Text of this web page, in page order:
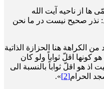
از ناحیه آیت الله
نذر صحیح نیست در ما نحن
الکراهة هنا الحزازة الذاتیة
کونها اقلّ ثواباً ولو کان
اذ هو اقلّ ثواباً بالنسبة الی
الحرام[2]
».